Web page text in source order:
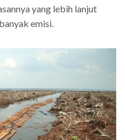
yang lebih lanjut
emisi.